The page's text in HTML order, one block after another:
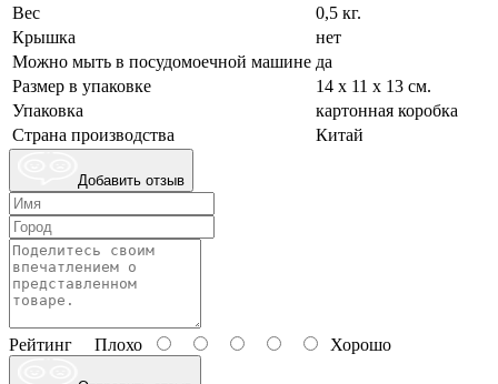
Вес
0,5 кг.
Крышка
нет
Можно мыть в посудомоечной машине да
Размер в упаковке
14 х 11 х 13 см.
Упаковка
картонная коробка
Страна производства
Китай
Добавить отзыв
Рейтинг Плохо Хорошо